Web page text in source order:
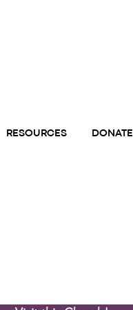
RESOURCES DONATE